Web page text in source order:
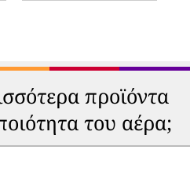
προϊόντα
του αέρα;